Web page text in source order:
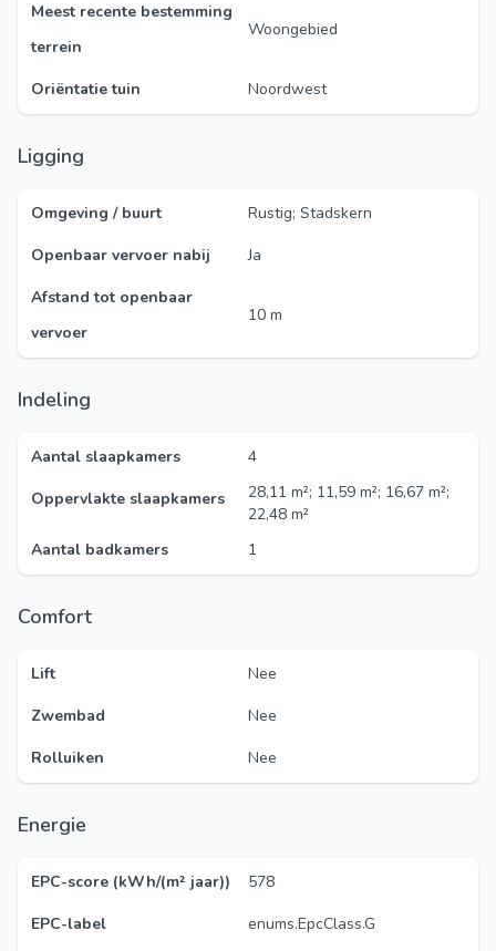
Meest recente bestemming
terrein
Woongebied
Oriëntatie tuin Noordwest
Ligging
Omgeving / buurt
Rustig; Stadskern
Openbaar vervoer nabij
Ja
Afstand tot openbaar
vervoer
10 m
Indeling
Aantal slaapkamers
4
Oppervlakte slaapkamers
28,11 m²; 11,59 m²; 16,67 m²;
22,48 m²
Aantal badkamers
1
Comfort
Lift
Nee
Zwembad
Nee
Rolluiken
Nee
Energie
EPC-score (kWh/(m² jaar))
578
EPC-label
enums.EpcClass.G